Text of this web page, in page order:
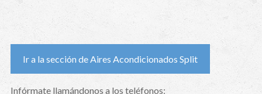
Ir a la sección de Aires Acondicionados Split
Infórmate llamándonos a los teléfonos: